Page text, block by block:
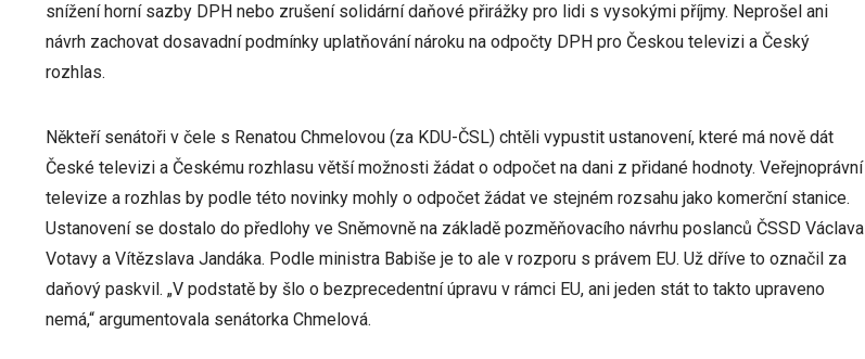
snížení horní sazby DPH nebo zrušení solidární daňové přirážky pro lidi s vysokými příjmy. Neprošel ani
návrh zachovat dosavadní podmínky uplatňování nároku na odpočty DPH pro Českou televizi a Český
rozhlas.
Někteří senátoři v čele s Renatou Chmelovou (za KDU-ČSL) chtěli vypustit ustanovení, které má nově dát
České televizi a Českému rozhlasu větší možnosti žádat o odpočet na dani z přidané hodnoty. Veřejnoprávní
televize a rozhlas by podle této novinky mohly o odpočet žádat ve stejném rozsahu jako komerční stanice.
Ustanovení se dostalo do předlohy ve Sněmovně na základě pozměňovacího návrhu poslanců ČSSD Václava
Votavy a Vítězslava Jandáka. Podle ministra Babiše je to ale v rozporu s právem EU. Už dříve to označil za
daňový paskvil. „V podstatě by šlo o bezprecedentní úpravu v rámci EU, ani jeden stát to takto upraveno
nemá,“ argumentovala senátorka Chmelová.